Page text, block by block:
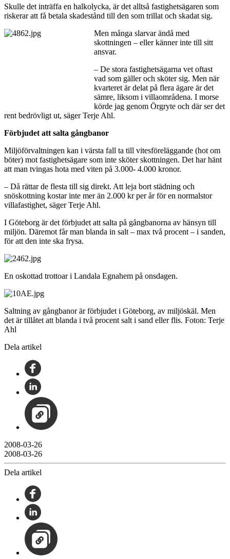
Skulle det inträffa en halkolycka, är det alltså fastighetsägaren som
riskerar att få betala skadestånd till den som trillat och skadat sig.
Men många slarvar ändå med
skottningen – eller känner inte till sitt
ansvar.
– De stora fastighetsägarna vet oftast
vad som gäller och sköter sig. Men när
kvarteret är delat på flera ägare är det
sämre, liksom i villaområdena. I morse
körde jag genom Örgryte och där ser det
rent bedrövligt ut, säger Terje Ahl.
Förbjudet att salta gångbanor
Miljöförvaltningen kan i värsta fall ta till vitesföreläggande (hot om
böter) mot fastighetsägare som inte sköter skottningen. Det har hänt
att man tvingas hota med viten på 3.000- 4.000 kronor.
– Då rättar de flesta till sig direkt. Att leja bort städning och
snöskottning kostar inte mer än 2.000 kr per år för en normalstor
villafastighet, säger Terje Ahl.
I Göteborg är det förbjudet att salta på gångbanorna av hänsyn till
miljön. Däremot får man blanda in salt – max två procent – i sanden,
för att den inte ska frysa.
En oskottad trottoar i Landala Egnahem på onsdagen.
Saltning av gångbanor är förbjudet i Göteborg, av miljöskäl. Men
det är tillåtet att blanda i två procent salt i sand eller flis. Foton: Terje
Ahl
Dela artikel
2008-03-26
2008-03-26
Dela artikel